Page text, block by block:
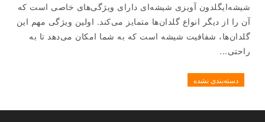
شیشه‌ایگلدون آویزی شیشه‌ای دارای ویژگی‌های خاصی است که
آن را از دیگر انواع گلدان‌ها متمایز می‌کند. اولین ویژگی مهم این
گلدان‌ها، شفافیت شیشه است که به شما امکان می‌دهد تا به
راحتی...
دسته‌بندی نشده